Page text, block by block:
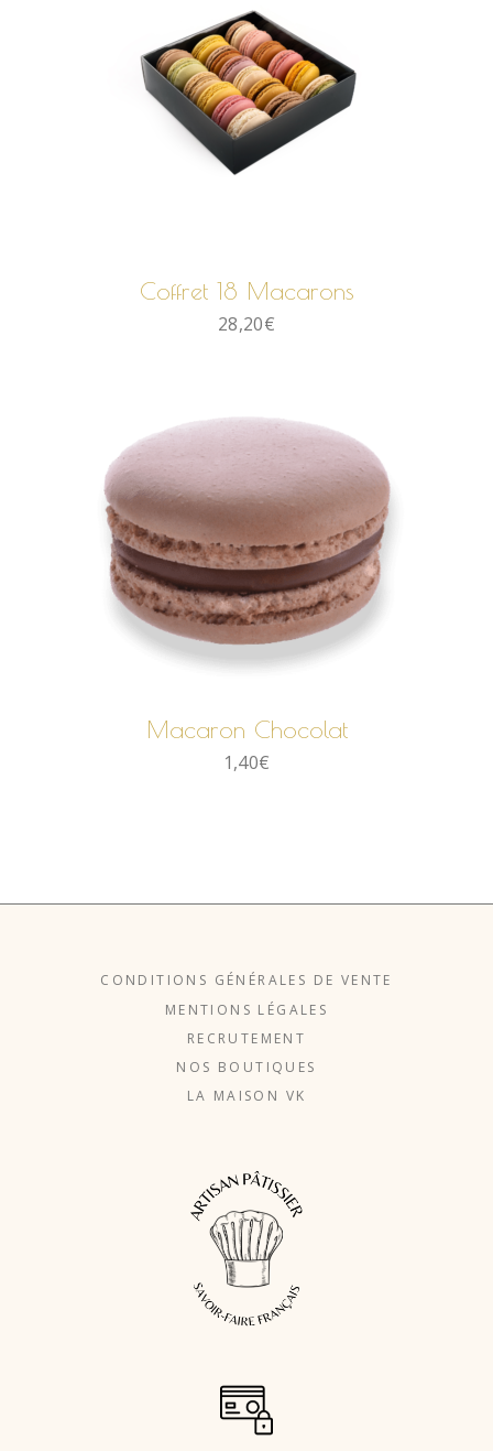
Coffret 18 Macarons
28,20€
AJOUTER AU PANIER
Macaron Chocolat
1,40€
CONDITIONS GÉNÉRALES DE VENTE
MENTIONS LÉGALES
RECRUTEMENT
NOS BOUTIQUES
LA MAISON VK